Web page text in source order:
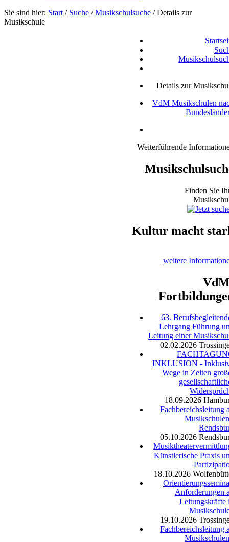
Sie sind hier: Start / Suche /Musikschulsuche /Details zur
Musikschule
Details zur
VdM Musikschulen
Weiterführende
Finden Sie
Kultur macht
weitere
63.
Lehrgang Führung
Leitung einer
02.02.2026
INKLUSION -
Wege in Zeiten
18.09.2026
Fachbereichsleitung
05.10.2026
Künstlerische Praxis
18.10.2026
Anforderungen
Leitungskräfte
19.10.2026
Fachbereichsleitung